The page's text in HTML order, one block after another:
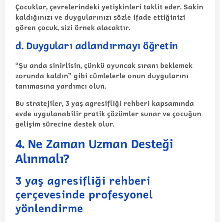
Çocuklar, çevrelerindeki yetişkinleri taklit eder. Sakin
kaldığınızı ve duygularınızı sözle ifade ettiğinizi
gören çocuk, sizi örnek alacaktır.
d. Duyguları adlandırmayı öğretin
“Şu anda sinirlisin, çünkü oyuncak sıranı beklemek
zorunda kaldın” gibi cümlelerle onun duygularını
tanımasına yardımcı olun.
Bu stratejiler, 3 yaş agresifliği rehberi kapsamında
evde uygulanabilir pratik çözümler sunar ve çocuğun
gelişim sürecine destek olur.
4. Ne Zaman Uzman Desteği
Alınmalı?
3 yaş agresifliği rehberi
çerçevesinde profesyonel
yönlendirme